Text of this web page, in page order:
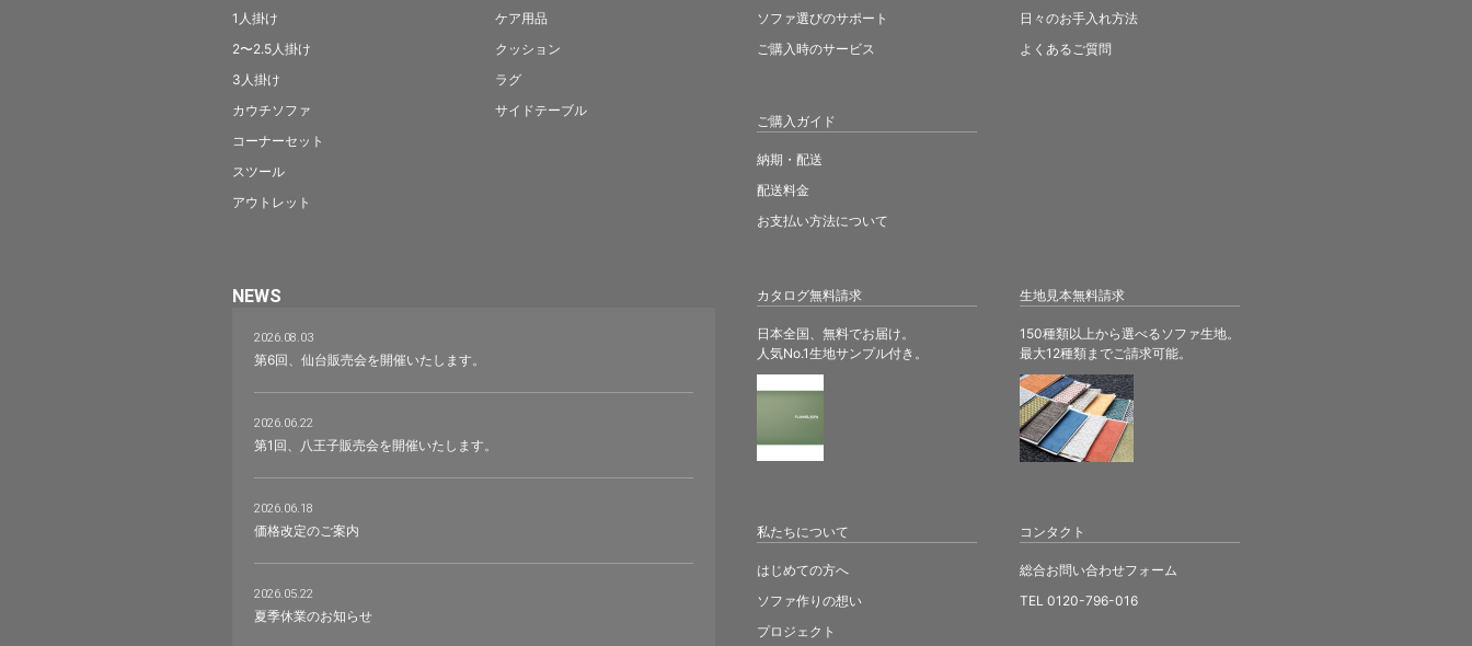
カタログ無料請求
日本全国、無料でお届け。
人気No.1生地サンプル付き。
生地見本無料請求
150種類以上から選べるソファ生地。
最大12種類までご請求可能。
1人掛け
2〜2.5人掛け
3人掛け
カウチソファ
コーナーセット
スツール
アウトレット
ケア用品
クッション
ラグ
サイドテーブル
ソファ選びのサポート
ご購入時のサービス
ご購入ガイド
納期・配送
配送料金
お支払い方法について
日々のお手入れ方法
よくあるご質問
NEWS
2026.08.03
第6回、仙台販売会を開催いたします。
2026.06.22
第1回、八王子販売会を開催いたします。
2026.06.18
価格改定のご案内
2026.05.22
夏季休業のお知らせ
私たちについて
はじめての方へ
ソファ作りの想い
プロジェクト
コンタクト
総合お問い合わせフォーム
TEL 0120-796-016